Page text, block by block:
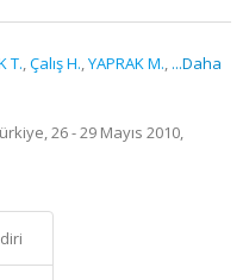
T.,Çalış H.,YAPRAK M., ...Daha
26 - 29 Mayıs 2010,